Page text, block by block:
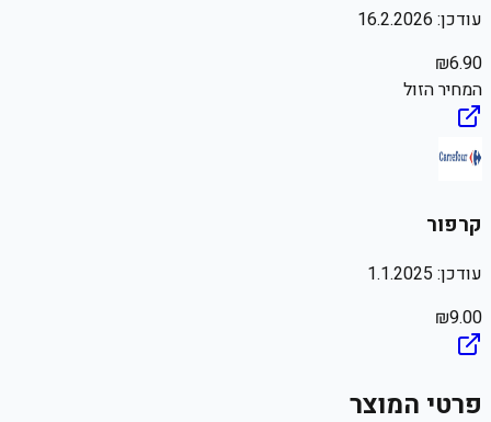
עודכן: 16.2.2026
₪6.90
המחיר הזול
קרפור
עודכן: 1.1.2025
₪9.00
פרטי המוצר